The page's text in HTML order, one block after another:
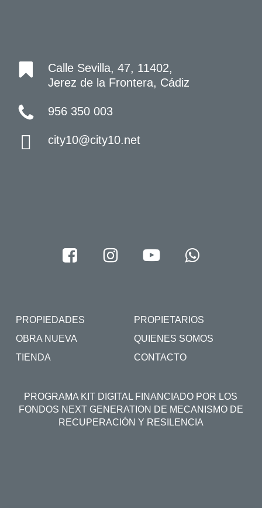
Calle Sevilla, 47, 11402,
Jerez de la Frontera, Cádiz
956 350 003
city10@city10.net
PROPIEDADES
PROPIETARIOS
OBRA NUEVA
QUIENES SOMOS
TIENDA
CONTACTO
PROGRAMA KIT DIGITAL FINANCIADO POR LOS
FONDOS NEXT GENERATION DE MECANISMO DE
RECUPERACIÓN Y RESILENCIA